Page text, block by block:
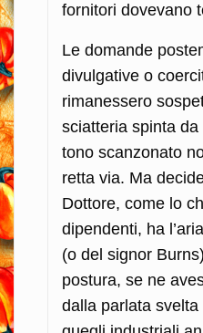
fornitori dovevano
Le domande
divulgative o
rimanessero
sciatteria spinta
tono scanzonato
retta via. Ma
Dottore, come lo
dipendenti, ha
(o del signor
postura, se ne
dalla parlata